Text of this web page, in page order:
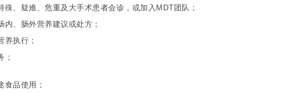
殊、疑难、危重及大手术患者会诊，或加入MDT团队；
内、肠外营养建议或处方；
养执行；
；
食品使用；